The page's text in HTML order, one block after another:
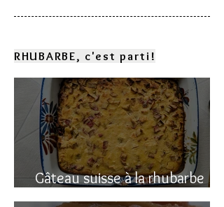
RHUBARBE, c'est parti!
Gâteau suisse à la rhubarbe
(avec polenta)